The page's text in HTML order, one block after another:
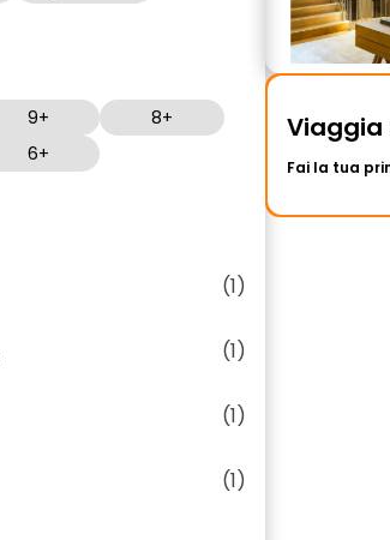
9+
8+
6+
(1)
(1)
(1)
(1)
Viaggia
Fai la tua